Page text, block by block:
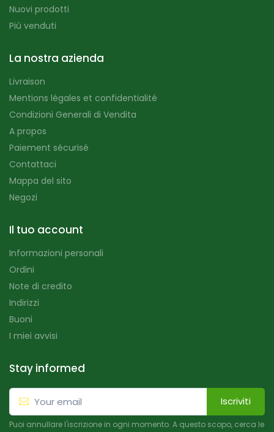
Nuovi prodotti
Più venduti
La nostra azienda
Livraison
Mentions légales et confidentialité
Condizioni Generali di Vendita
A propos
Paiement sécurisé
Contattaci
Mappa del sito
Negozi
Il tuo account
Informazioni personali
Ordini
Note di credito
Indirizzi
Buoni
I miei avvisi
Stay informed
Iscriviti
Puoi annullare l'iscrizione in ogni momento. A questo scopo, cerca le